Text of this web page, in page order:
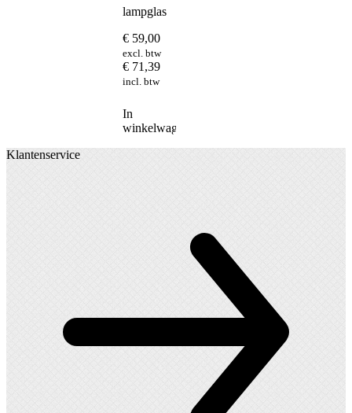
lampglas
€ 59,00
excl. btw
€ 71,39
incl. btw
In
winkelwagen
Klantenservice